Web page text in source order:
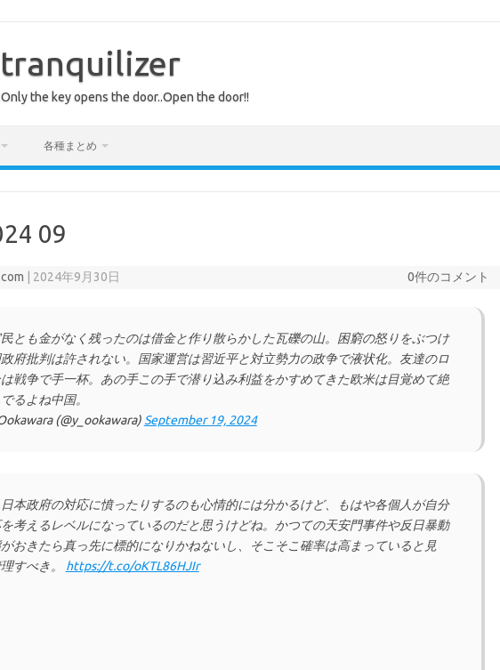
the key opens the door..Open the door!!
各種まとめ
09
2024年9月30日 0件のコメント
とも金がなく残ったのは借金と作り散らかした瓦礫の山。困窮の怒りをぶつけ
府批判は許されない。国家運営は習近平と対立勢力の政争で液状化。友達のロ
戦争で手一杯。あの手この手で潜り込み利益をかすめてきた欧米は目覚めて絶
るよね中国。
(@y_ookawara) September 19, 2024
本政府の対応に憤ったりするのも心情的には分かるけど、もはや各個人が自分
考えるレベルになっているのだと思うけどね。かつての天安門事件や反日暴動
おきたら真っ先に標的になりかねないし、そこそこ確率は高まっていると見
すべき。 https://t.co/oKTL86HJIr